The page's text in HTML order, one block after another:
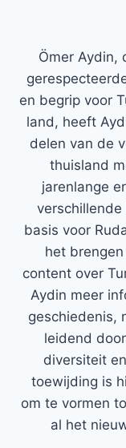
Ömer Aydin,
en begrip voor
land, heeft
delen van de
thuisland
jarenlange
basis voor
het
content over
Aydin meer
geschiedenis,
leidend
diversiteit
toewijding is
om te vormen
al het